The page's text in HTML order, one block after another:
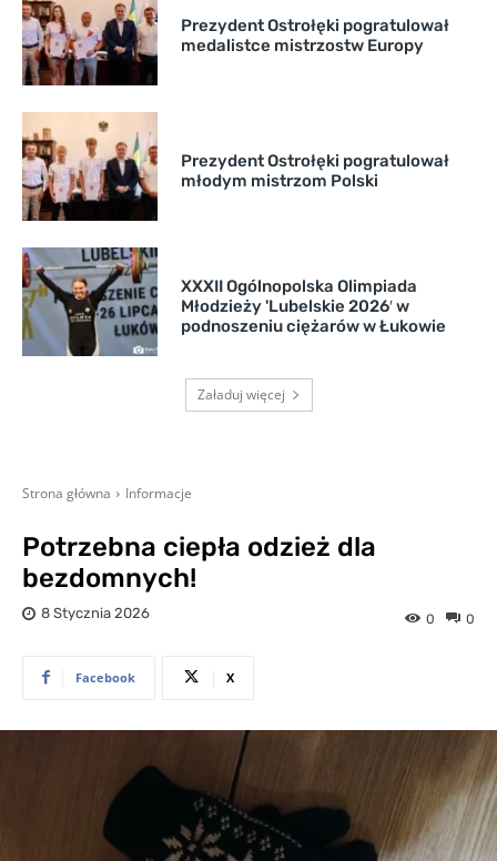
Prezydent Ostrołęki pogratulował
medalistce mistrzostw Europy
Prezydent Ostrołęki pogratulował
młodym mistrzom Polski
XXXII Ogólnopolska Olimpiada
Młodzieży 'Lubelskie 2026′ w
podnoszeniu ciężarów w Łukowie
Załaduj więcej